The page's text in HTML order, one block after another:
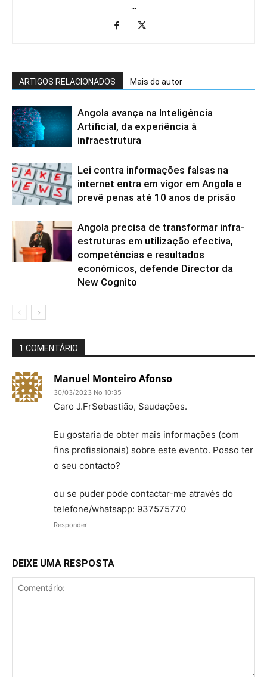
...
ARTIGOS RELACIONADOS Mais do autor
Angola avança na Inteligência
Artificial, da experiência à
infraestrutura
Lei contra informações falsas na
internet entra em vigor em Angola e
prevê penas até 10 anos de prisão
Angola precisa de transformar infra-
estruturas em utilização efectiva,
competências e resultados
económicos, defende Director da
New Cognito
1 COMENTÁRIO
Manuel Monteiro Afonso
30/03/2023 No 10:35
Caro J.FrSebastião, Saudações.
Eu gostaria de obter mais informações (com
fins profissionais) sobre este evento. Posso ter
o seu contacto?
ou se puder pode contactar-me através do
telefone/whatsapp: 937575770
Responder
DEIXE UMA RESPOSTA